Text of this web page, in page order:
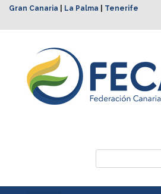
Gran Canaria La Palma Tenerife